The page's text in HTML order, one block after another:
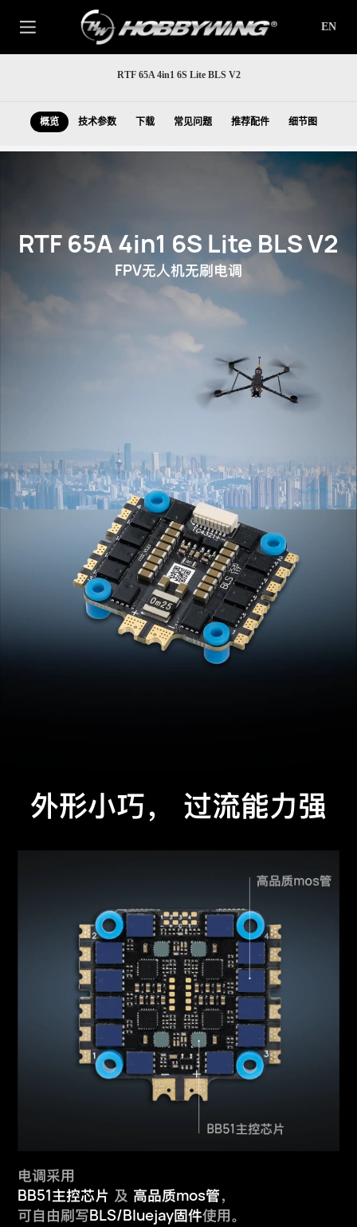
EN
RTF 65A 4in1 6S Lite BLS V2
概览 技术参数 下载 常见问题 推荐配件 细节图
RTF 65A 4in1 6S Lite BLS V2
FPV无人机无刷电调
外形小巧， 过流能力强
电调采用
BB51主控芯片 及 高品质mos管，
可自由刷写BLS/Bluejay固件使用。